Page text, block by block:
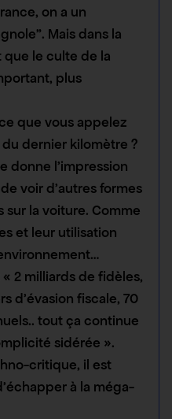
on a un
Mais dans la
que le culte de la
plus
que vous appelez
dernier kilomètre ?
donne l’impression
voir d’autres formes
la voiture. Comme
et leur utilisation
« 2 milliards de fidèles,
d’évasion fiscale, 70
tout ça continue
sidérée ».
critique, il est
à la méga-